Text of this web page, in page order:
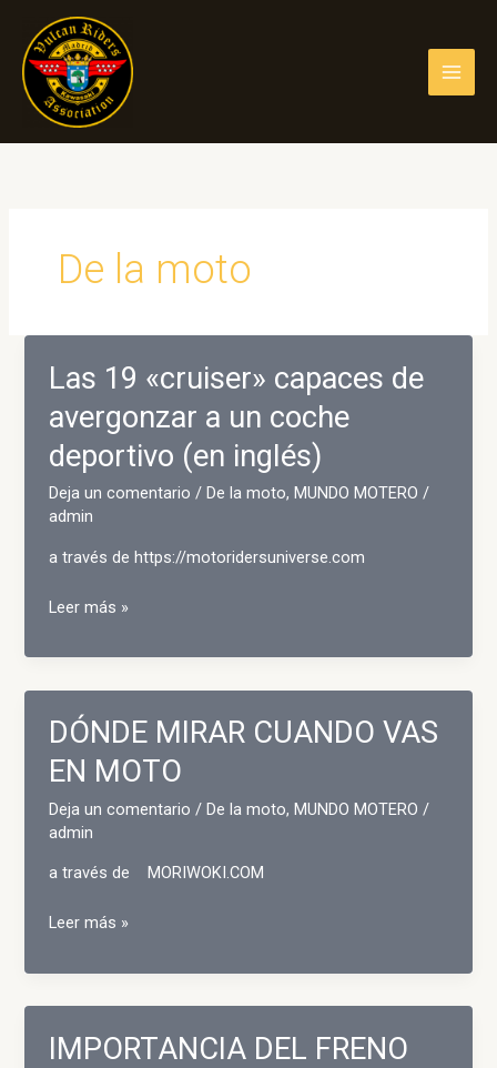
contenido
De la moto
Las 19 «cruiser» capaces de
avergonzar a un coche
deportivo (en inglés)
Deja un comentario / De la moto, MUNDO MOTERO /
admin
a través de https://motoridersuniverse.com
Las
«cruiser»
avergonzar
a
un
coche
deportivo
Leer más »
DÓNDE MIRAR CUANDO VAS
EN MOTO
Deja un comentario /De la moto,MUNDO MOTERO /
admin
a través de MORIWOKI.COM
DÓNDE
CUANDO
MOTO
Leer más »
IMPORTANCIA DEL FRENO